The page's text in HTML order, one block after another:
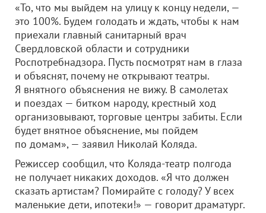
«То, что мы выйдем на улицу к концу недели, —
это 100%. Будем голодать и ждать, чтобы к нам
приехали главный санитарный врач
Свердловской области и сотрудники
Роспотребнадзора. Пусть посмотрят нам в глаза
и объяснят, почему не открывают театры.
Я внятного объяснения не вижу. В самолетах
и поездах — битком народу, крестный ход
организовывают, торговые центры забиты. Если
будет внятное объяснение, мы пойдем
по домам», — заявил Николай Коляда.
Режиссер сообщил, что Коляда-театр полгода
не получает никаких доходов. «Я что должен
сказать артистам? Помирайте с голоду? У всех
маленькие дети, ипотеки!» — говорит драматург.